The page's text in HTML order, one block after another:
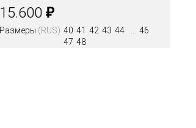
15.600 ₽
Размеры (RUS) 40 41 42 43 44
46
47 48